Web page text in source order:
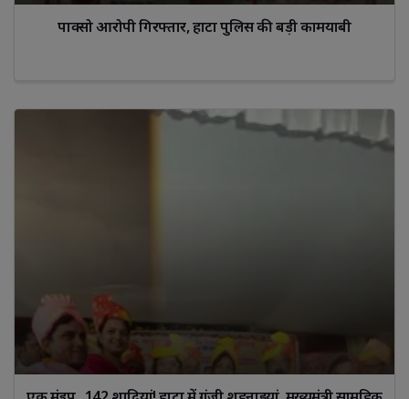
पाक्सो आरोपी गिरफ्तार, हाटा पुलिस की बड़ी कामयाबी